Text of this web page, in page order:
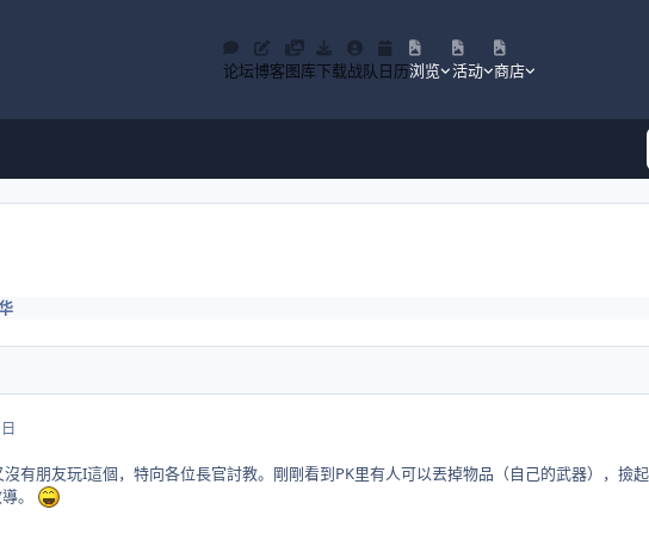
论坛博客图库下载战队 日历浏览 活动 商店
有朋友玩I這個，特向各位長官討教。剛剛看到PK里有人可以丟掉物品（自己的武器），撿
。